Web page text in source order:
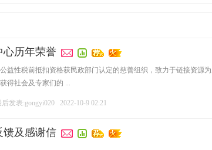
心历年荣誉
益性税前抵扣资格获民政部门认定的慈善组织，致力于链接资源
得社会及专家们的 ...
后发表:gongyi020 2022-10-9 02:21
馈及感谢信